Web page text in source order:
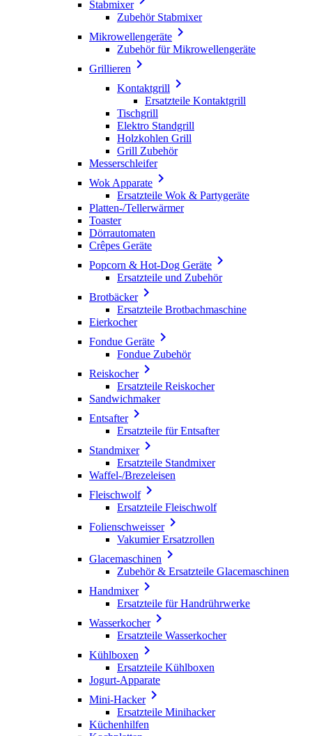
Stabmixer
Zubehör Stabmixer
Mikrowellengeräte 
Zubehör für Mikrowellengeräte
Grillieren 
Kontaktgrill 
Ersatzteile Kontaktgrill
Tischgrill
Elektro Standgrill
Holzkohlen Grill
Grill Zubehör
Messerschleifer
Wok Apparate 
Ersatzteile Wok & Partygeräte
Platten-/Tellerwärmer
Toaster
Dörrautomaten
Crêpes Geräte
Popcorn & Hot-Dog Geräte 
Ersatzteile und Zubehör
Brotbäcker
Ersatzteile Brotbachmaschine
Eierkocher
Fondue Geräte 
Fondue Zubehör
Reiskocher
Ersatzteile Reiskocher
Sandwichmaker
Entsafter
Ersatzteile für Entsafter
Standmixer
Ersatzteile Standmixer
Waffel-/Brezeleisen
Fleischwolf
Ersatzteile Fleischwolf
Folienschweisser
Vakumier Ersatzrollen
Glacemaschinen 
Zubehör & Ersatzteile Glacemaschinen
Handmixer
Ersatzteile für Handrührwerke
Wasserkocher
Ersatzteile Wasserkocher
Kühlboxen 
Ersatzteile Kühlboxen
Jogurt-Apparate
Mini-Hacker
Ersatzteile Minihacker
Küchenhilfen